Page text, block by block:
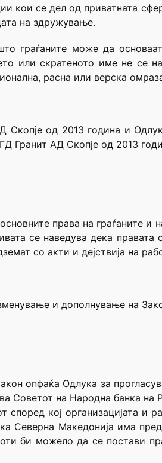
кои се дел од приватната
на здружување.
граѓаните може да
или скратеното име не се
расна или верска
од 2013 година и
Гранит АД Скопје од 2013
права на граѓаните и
се наведува дека
со акти и дејствија на
и дополнување на
опфаќа Одлука за
Советот на Народна банка
кој организацијата и
Северна Македонија има
би можело да се постави